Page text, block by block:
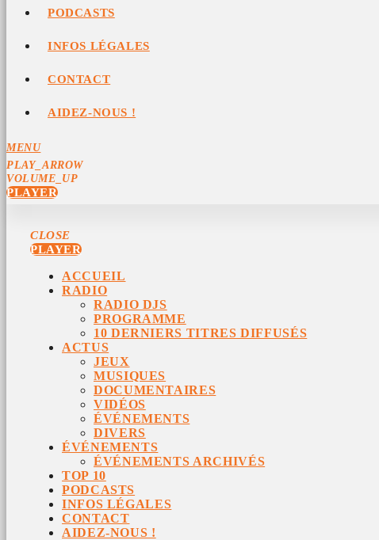
PODCASTS
INFOS LÉGALES
CONTACT
AIDEZ-NOUS !
MENU
PLAY_ARROW
VOLUME_UP
PLAYER
CLOSE
PLAYER
ACCUEIL
RADIO
RADIO DJS
PROGRAMME
10 DERNIERS TITRES DIFFUSÉS
ACTUS
JEUX
MUSIQUES
DOCUMENTAIRES
VIDÉOS
ÉVÉNEMENTS
DIVERS
ÉVÉNEMENTS
ÉVÉNEMENTS ARCHIVÉS
TOP 10
PODCASTS
INFOS LÉGALES
CONTACT
AIDEZ-NOUS !